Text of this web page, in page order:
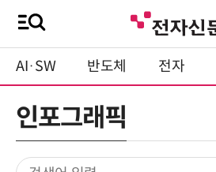
AI·SW 반도체 전자
인포그래픽